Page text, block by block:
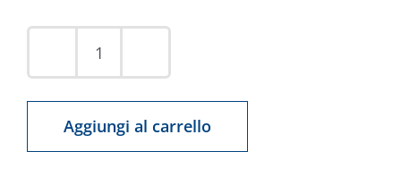
Tappeto
quantità
Aggiungi al carrello